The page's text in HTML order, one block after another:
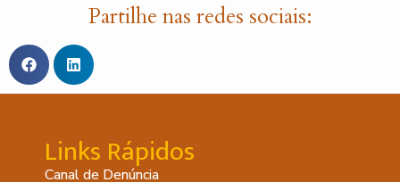
Partilhe nas redes sociais:
Links Rápidos
Canal de Denúncia